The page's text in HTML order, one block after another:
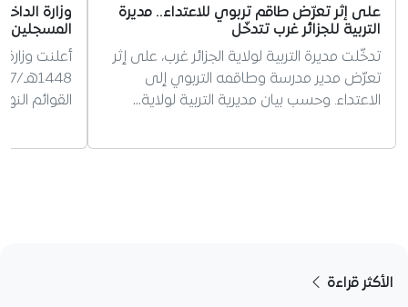
على إثر تعرّض طاقم تربوي للاعتداء.. مديرة
التربية للجزائر غرب تتدخّل
تدخّلت مديرة التربية لولاية الجزائر غرب، على إثر
تعرّض مدير مدرسة وطاقمه التربوي إلى
الاعتداء. وحسب بيان مديرية التربية لولاية…
وزارة
المسجلين
أعلنت
القوائم
الأكثر قراءة